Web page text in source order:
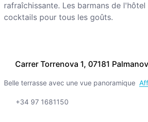
Carrer Torrenova 1, 07181
Belle terrasse avec une vue panoramique
+34 97 1681150
rafraîchissante. Les barmans de
cocktails pour tous les goûts.